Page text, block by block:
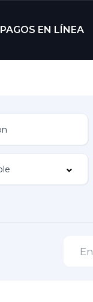
PAGOS EN LÍNEA